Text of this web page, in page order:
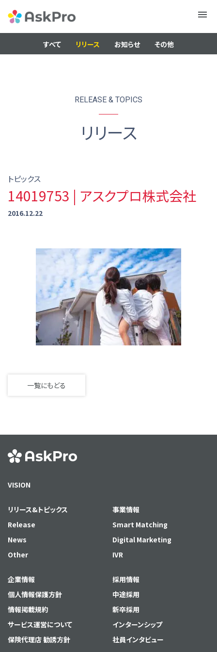
メニュ
すべて リリース お知らせ その他
RELEASE & TOPICS
リリース
トピックス
14019753 | アスクプロ株式会社
2016.12.22
一覧にもどる
VISION
リリース&トピックス
Release
News
Other
事業情報
Smart Matching
Digital Marketing
IVR
企業情報
個人情報保護方針
情報掲載規約
サービス運営について
保険代理店 勧誘方針
採用情報
中途採用
新卒採用
インターンシップ
社員インタビュー